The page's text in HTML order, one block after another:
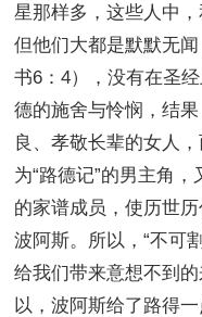
星那样多，这些人中
但他们大都是默默无
书6：4），没有在圣
德的施舍与怜悯，结
良、孝敬长辈的女人
为“路德记”的男主角
的家谱成员，使历世
波阿斯。所以，“不可
给我们带来意想不到
以，波阿斯给了路得